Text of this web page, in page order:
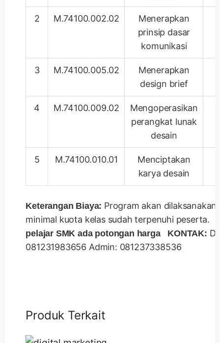
2 M.74100.002.02
Menerapkan
prinsip dasar
komunikasi
3 M.74100.005.02
Menerapkan
design brief
4 M.74100.009.02
Mengoperasikan
perangkat lunak
desain
5 M.74100.010.01
Menciptakan
karya desain
Keterangan Biaya: Program akan dilaksanakan
minimal kuota kelas sudah terpenuhi peserta.
pelajar SMK ada potongan harga
KONTAK:
081231983656 Admin: 081237338536
Produk Terkait